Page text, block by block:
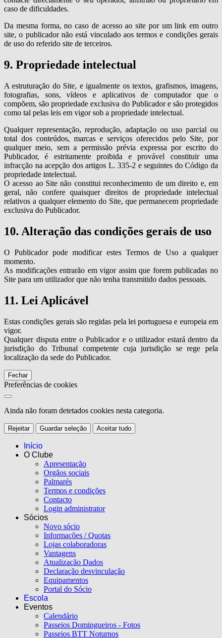
caso de dificuldades.
Da mesma forma, no caso de acesso ao site por um link em outro
site, o publicador não está vinculado aos termos e condições gerais
de uso do referido site de terceiros.
9. Propriedade intelectual
A estruturação do Site, e igualmente os textos, grafismos, imagens,
fotografias, sons, vídeos e aplicativos de computador que o
compõem, são propriedade exclusiva do Publicador e são protegidos
como tal pelas leis em vigor sob a propriedade intelectual.
Qualquer representação, reprodução, adaptação ou uso parcial ou
total dos conteúdos, marcas e serviços oferecidos pelo Site, por
qualquer meio, sem a permissão prévia expressa por escrito do
Publicador, é estritamente proibida e provável constituir uma
infracção na acepção dos artigos L. 335-2 e seguintes do Código da
propriedade intelectual.
O acesso ao Site não constitui reconhecimento de um direito e, em
geral, não confere quaisquer direitos de propriedade intelectual
relativos a qualquer elemento do Site, que permanecem propriedade
exclusiva do Publicador.
10. Alteração das condições gerais de uso
O Publicador pode modificar estes Termos de Uso a qualquer
momento.
As modificações entrarão em vigor assim que forem publicadas no
Site para um utilizador que não tenha transmitido dados pessoais.
11. Lei Aplicável
Estas condições gerais são regidas pela lei portuguesa e europeia em
vigor.
Qualquer disputa entre o Publicador e o utilizador estará dentro da
jurisdição do Tribunal competente cuja jurisdição se rege pela
localização da sede do Publicador.
Fechar
Preferências de cookies
Ainda não foram detetados cookies nesta categoria.
Rejeitar Guardar seleção Aceitar tudo
Início
O Clube
Apresentação
Orgãos sociais
Palmarés
Termos e condições
Contacto
Login administrator
Sócios
Novo sócio
Informações / Quotas
Lojas colaboradoras
Vantagens
Atualização Dados
Declaração desvinculação
Equipamentos
Portal do Sócio
Escola
Eventos
Calendário
Passeios Domingueiros - Fotos
Passeios BTT Noturnos